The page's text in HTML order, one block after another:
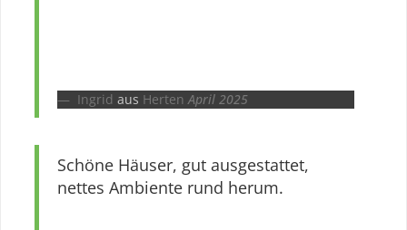
Ingrid aus Herten April 2025
Schöne Häuser, gut ausgestattet,
nettes Ambiente rund herum.